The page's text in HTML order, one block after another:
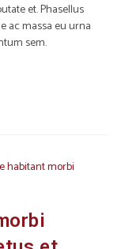
et. Phasellus
ac massa eu urna
sem.